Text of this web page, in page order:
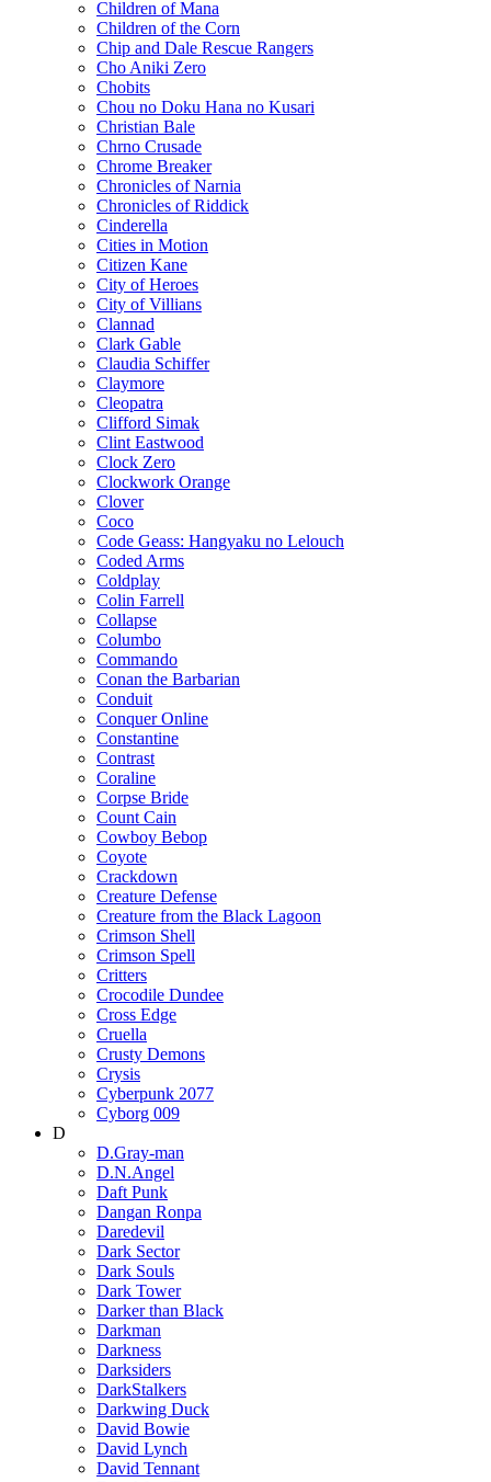
Children of Mana
Children of the Corn
Chip and Dale Rescue Rangers
Cho Aniki Zero
Chobits
Chou no Doku Hana no Kusari
Christian Bale
Chrno Crusade
Chrome Breaker
Chronicles of Narnia
Chronicles of Riddick
Cinderella
Cities in Motion
Citizen Kane
City of Heroes
City of Villians
Clannad
Clark Gable
Claudia Schiffer
Claymore
Cleopatra
Clifford Simak
Clint Eastwood
Clock Zero
Clockwork Orange
Clover
Coco
Code Geass: Hangyaku no Lelouch
Coded Arms
Coldplay
Colin Farrell
Collapse
Columbo
Commando
Conan the Barbarian
Conduit
Conquer Online
Constantine
Contrast
Coraline
Corpse Bride
Count Cain
Cowboy Bebop
Coyote
Crackdown
Creature Defense
Creature from the Black Lagoon
Crimson Shell
Crimson Spell
Critters
Crocodile Dundee
Cross Edge
Cruella
Crusty Demons
Crysis
Cyberpunk 2077
Cyborg 009
D
D.Gray-man
D.N.Angel
Daft Punk
Dangan Ronpa
Daredevil
Dark Sector
Dark Souls
Dark Tower
Darker than Black
Darkman
Darkness
Darksiders
DarkStalkers
Darkwing Duck
David Bowie
David Lynch
David Tennant